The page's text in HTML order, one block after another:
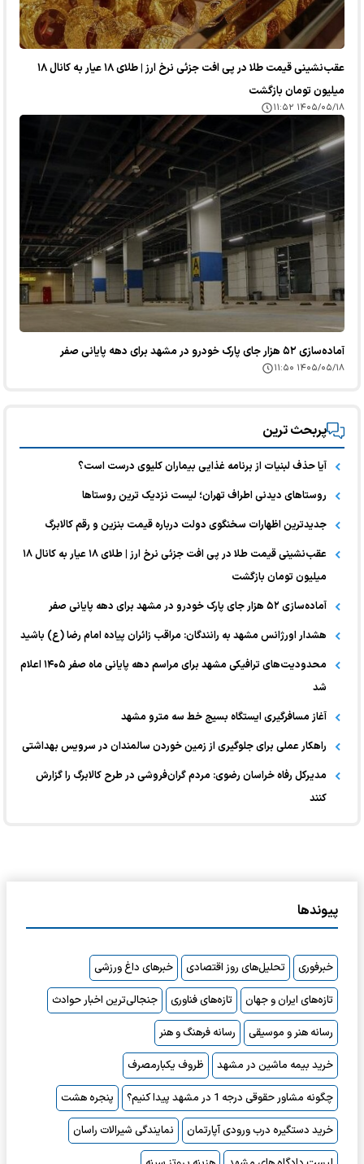
عقب‌نشینی قیمت طلا در پی افت جزئی نرخ ارز | طلای ۱۸ عیار به کانال ۱۸
میلیون تومان بازگشت
۱۴۰۵/۰۵/۱۸ ۱۱:۵۲
آماده‌سازی ۵۲ هزار جای پارک خودرو در مشهد برای دهه پایانی صفر
۱۴۰۵/۰۵/۱۸ ۱۱:۵۰
پربحث ترین
آیا حذف لبنیات از برنامه غذایی بیماران کلیوی درست است؟
روستاهای دیدنی اطراف تهران؛ لیست نزدیک ترین روستاها
جدیدترین اظهارات سخنگوی دولت درباره قیمت بنزین و رقم کالابرگ
عقب‌نشینی قیمت طلا در پی افت جزئی نرخ ارز | طلای ۱۸ عیار به کانال ۱۸
میلیون تومان بازگشت
آماده‌سازی ۵۲ هزار جای پارک خودرو در مشهد برای دهه پایانی صفر
هشدار اورژانس مشهد به رانندگان: مراقب زائران پیاده امام رضا (ع) باشید
محدودیت‌های ترافیکی مشهد برای مراسم دهه پایانی ماه صفر ۱۴۰۵ اعلام
شد
آغاز مسافرگیری ایستگاه بسیج خط سه مترو مشهد
راهکار عملی برای جلوگیری از زمین خوردن سالمندان در سرویس بهداشتی
مدیرکل رفاه خراسان رضوی: مردم گران‌فروشی در طرح کالابرگ را گزارش
کنند
پیوندها
خبرفوری تحلیل‌های روز اقتصادی
خبرهای داغ ورزشی
تازه‌های ایران و جهان
تازه‌های فناوری
جنجالی‌ترین اخبار حوادث
رسانه هنر و موسیقی
رسانه فرهنگ و هنر
خرید بیمه ماشین در مشهد
ظروف یکبارمصرف
چگونه مشاور حقوقی درجه 1 در مشهد پیدا کنیم؟
پنجره هشت
خرید دستگیره درب ورودی آپارتمان
نمایندگی شیرالات راسان